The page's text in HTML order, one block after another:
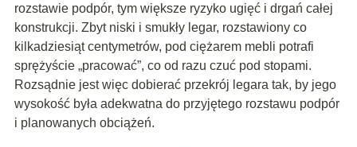
rozstawie podpór, tym większe ryzyko ugięć i drgań całej
konstrukcji. Zbyt niski i smukły legar, rozstawiony co
kilkadziesiąt centymetrów, pod ciężarem mebli potrafi
sprężyście „pracować”, co od razu czuć pod stopami.
Rozsądnie jest więc dobierać przekrój legara tak, by jego
wysokość była adekwatna do przyjętego rozstawu podpór
i planowanych obciążeń.